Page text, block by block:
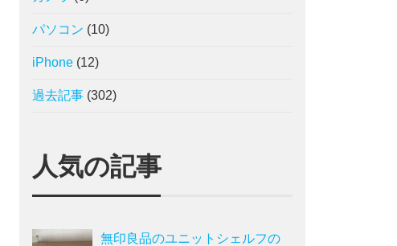
パソコン (10)
iPhone (12)
過去記事 (302)
人気の記事
無印良品のユニットシェルフの